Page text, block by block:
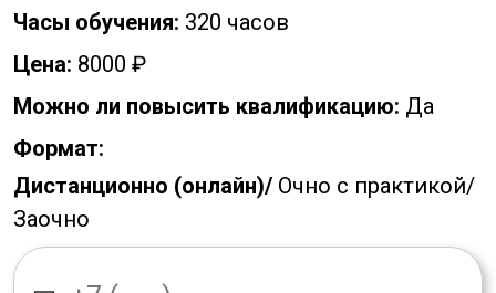
Часы обучения: 320 часов
Цена: 8000 ₽
Можно ли повысить квалификацию: Да
Формат:
Дистанционно (онлайн)/ Очно с практикой/
Заочно